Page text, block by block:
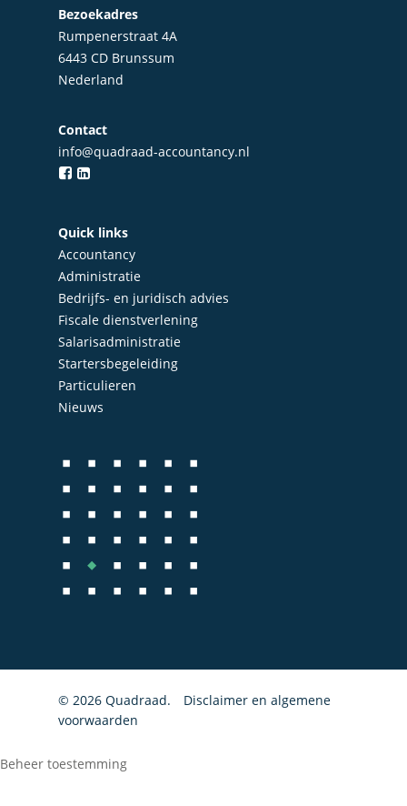
Bezoekadres
Rumpenerstraat 4A
6443 CD Brunssum
Nederland
Contact
info@quadraad-accountancy.nl
Quick links
Accountancy
Administratie
Bedrijfs- en juridisch advies
Fiscale dienstverlening
Salarisadministratie
Startersbegeleiding
Particulieren
Nieuws
© 2026 Quadraad.
Disclaimer en algemene
voorwaarden
Beheer toestemming